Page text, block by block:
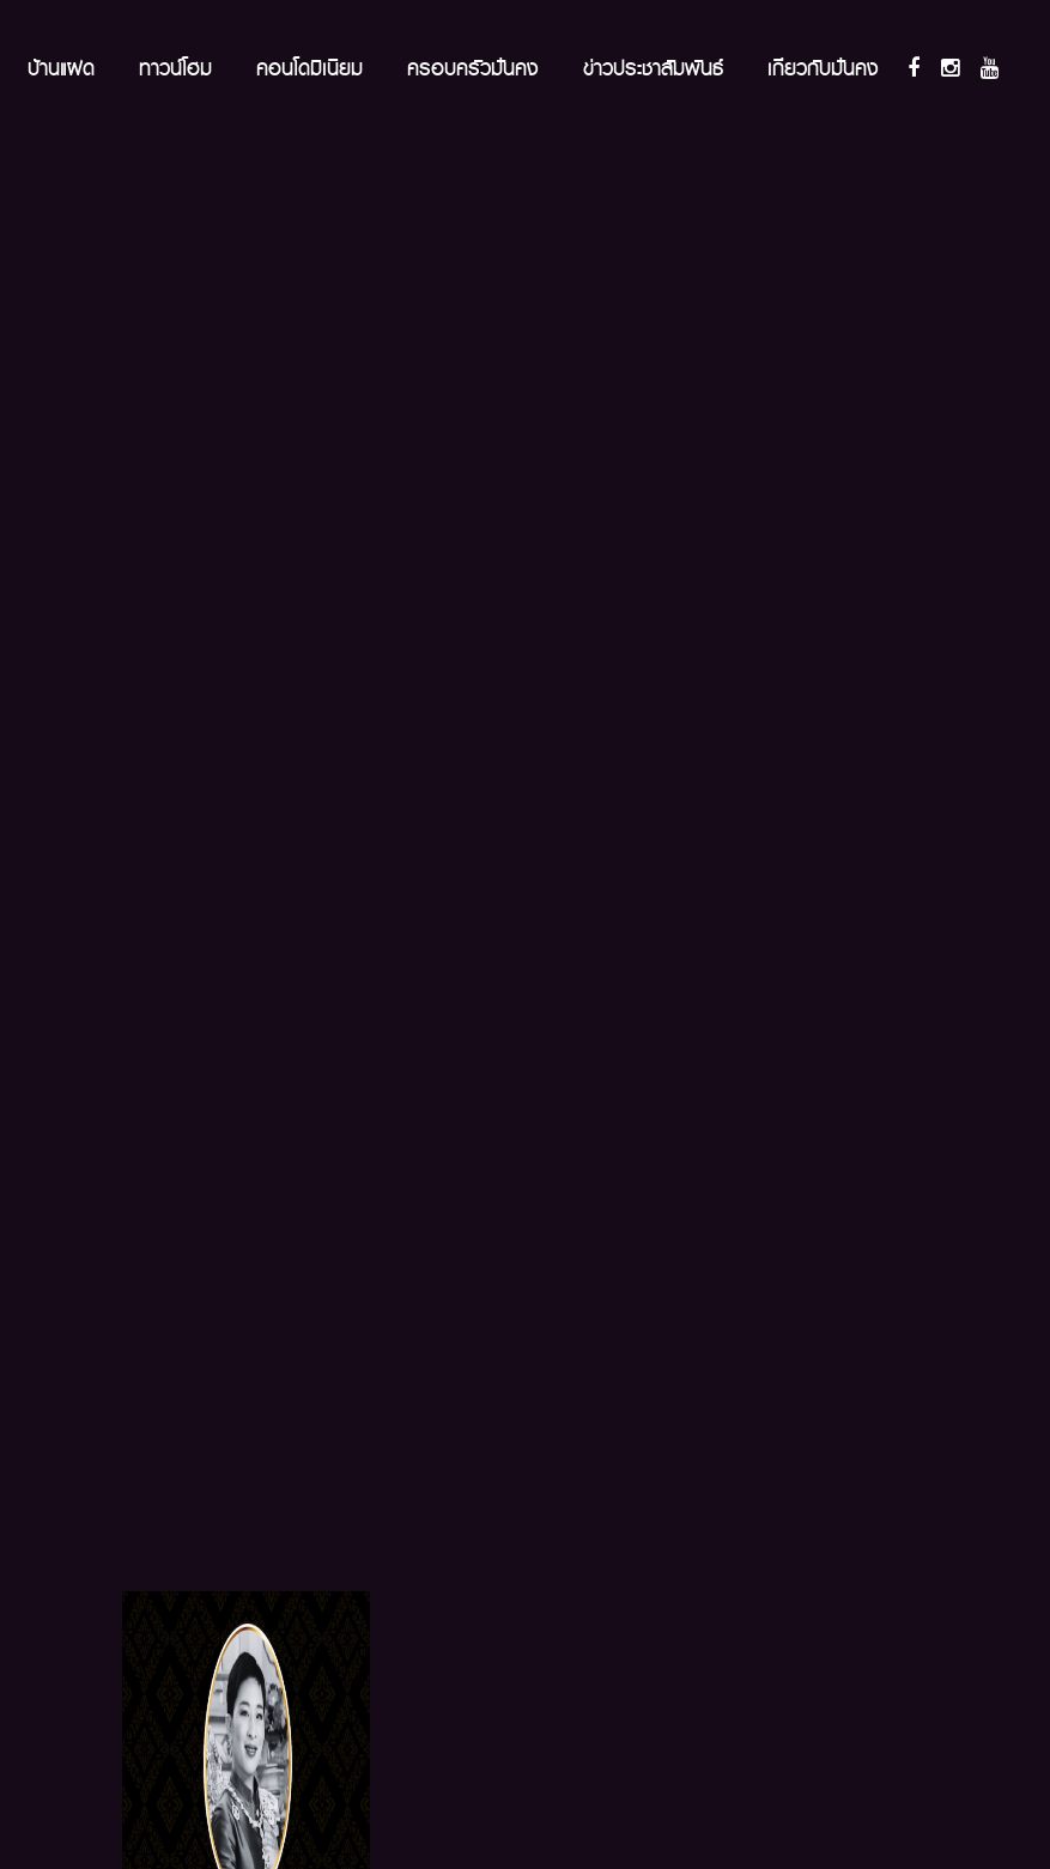
บ้านแฝด ทาวน์โฮม คอนโดมิเนียม ครอบครัวมั่นคง ข่าวประชาสัมพันธ์ เกี่ยวกับมั่นคง